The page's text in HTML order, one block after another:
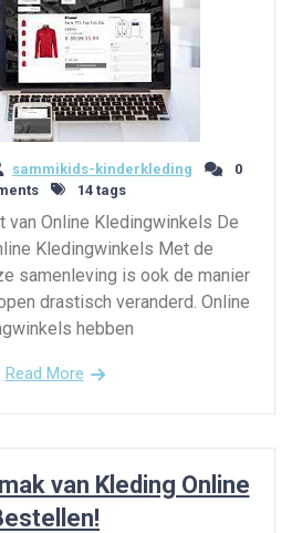
sammikids-kinderkleding
0
14 tags
van Online Kledingwinkels De
Kledingwinkels Met de
samenleving is ook de manier
drastisch veranderd. Online
hebben
Read More
van Kleding Online